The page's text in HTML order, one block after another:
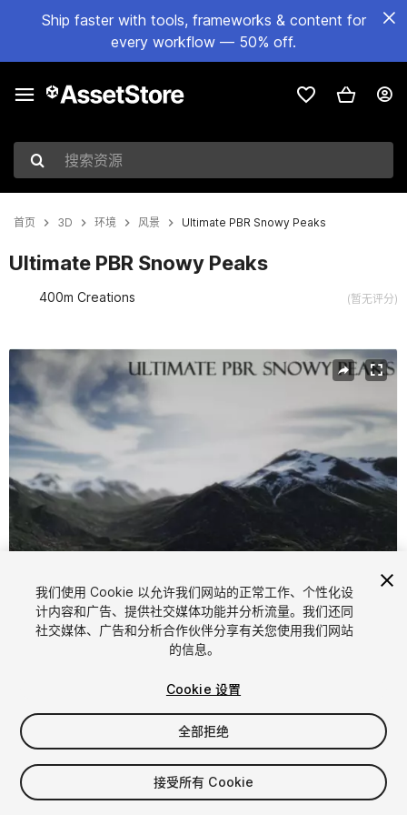
Ship faster with tools, frameworks & content for
every workflow — 50% off.
搜索资源
首页 3D 环境 风景 Ultimate PBR Snowy Peaks
Ultimate PBR Snowy Peaks
400m Creations (暂无评分)
当前幻灯片：1 / 3
1 /3
$4.99
我们使用 Cookie 以允许我们网站的正常工作、个性化设
计内容和广告、提供社交媒体功能并分析流量。我们还同
社交媒体、广告和分析合作伙伴分享有关您使用我们网站
的信息。
Cookie 设置
全部拒绝
接受所有 Cookie